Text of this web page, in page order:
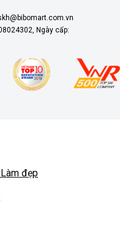
Ngày cấp:
đẹp